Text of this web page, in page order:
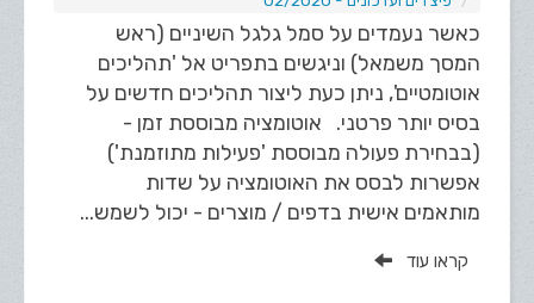
כאשר נעמדים על סמל גלגל השיניים (ראש
המסך משמאל) וניגשים בתפריט אל 'תהליכים
אוטומטיים', ניתן כעת ליצור תהליכים חדשים על
בסיס יותר פרטני. אוטומציה מבוססת זמן -
(בבחירת פעולה מבוססת 'פעילות מתוזמנת')
אפשרות לבסס את האוטומציה על שדות
מותאמים אישית בדפים / מוצרים - יכול לשמש...
קראו עוד